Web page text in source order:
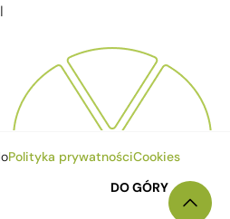
Polityka prywatnościCookies
DO GÓRY